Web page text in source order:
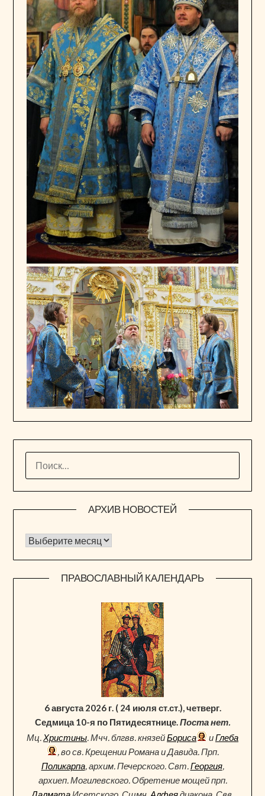
АРХИВ НОВОСТЕЙ
Архив новостей
ПРАВОСЛАВНЫЙ КАЛЕНДАРЬ
6 августа 2026 г. ( 24 июля ст.ст.), четверг.
Седмица 10-я по Пятидесятнице.Поста нет.
Мц.Христины. Мчч. блгвв. князейБориса иГлеба
, во св. Крещении Романа и Давида. Прп.
Поликарпа, архим. Печерского. Свт.Георгия,
архиеп. Могилевского. Обретение мощей прп.